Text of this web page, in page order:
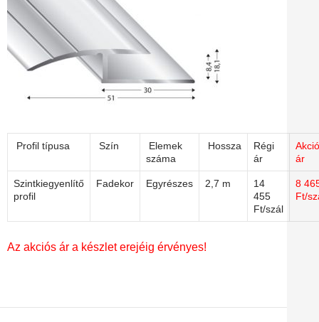
Profil típusa Szín
Elemek
száma
Hossza
Régi
ár
ár
Szintkiegyenlítő
profil
Fadekor Egyrészes 2,7 m
14
455
Ft/szál
8
Ft/
Az akciós ár a készlet erejéig érvényes!